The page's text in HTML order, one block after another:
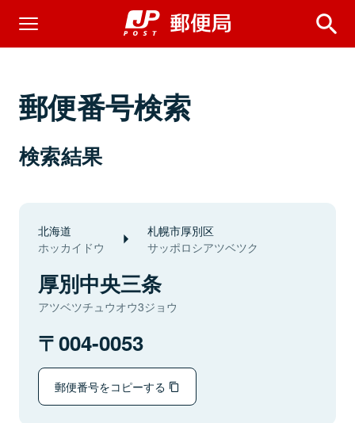
郵便番号検索
検索結果
北海道
ホッカイドウ
札幌市厚別区
サッポロシアツベツク
厚別中央三条
アツベツチュウオウ3ジョウ
004-0053
郵便番号をコピーする